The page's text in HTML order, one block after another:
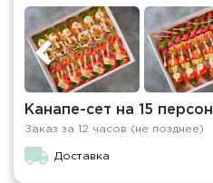
Канапе-сет на 15 персон
Заказ за 12 часов (не позднее)
Доставка